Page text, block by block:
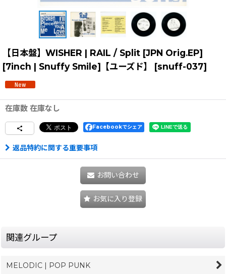
【日本盤】WISHER | RAIL / Split [JPN Orig.EP]
[7inch | Snuffy Smile]【ユーズド】
[snuff-037]
在庫数 在庫なし
Facebookでシェア
返品特約に関する重要事項
お問い合わせ
お気に入り登録
関連グループ
MELODIC | POP PUNK